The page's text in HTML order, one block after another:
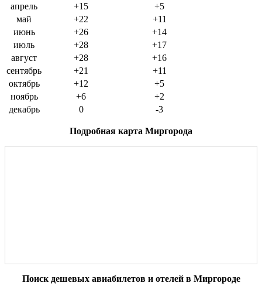
апрель
+15
+5
май
+22
+11
июнь
+26
+14
июль
+28
+17
август
+28
+16
сентябрь
+21
+11
октябрь
+12
+5
ноябрь
+6
+2
декабрь
0 -3
Подробная карта Миргорода
Поиск дешевых авиабилетов и отелей в Миргороде